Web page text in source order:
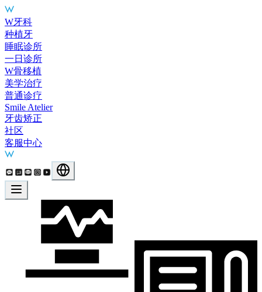
Main Services
W牙科
种植牙
睡眠诊所
一日诊所
W骨移植
美学治疗
普通诊疗
Smile Atelier
牙齿矫正
社区
客服中心